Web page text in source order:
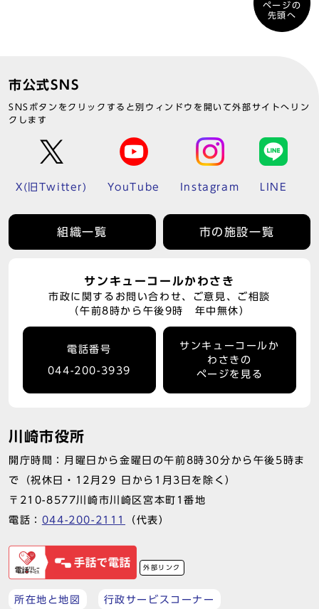
ページの
先頭へ
市公式SNS
SNSボタンをクリックすると別ウィンドウを開いて外部サイトへリン
クします
X(旧Twitter) YouTube Instagram LINE
組織一覧 市の施設一覧
サンキューコールかわさき
市政に関するお問い合わせ、ご意見、ご相談
（午前8時から午後9時 年中無休）
電話番号
044-200-3939
サンキューコールか
わさきの
ページを見る
川崎市役所
開庁時間：月曜日から金曜日の午前8時30分から午後5時ま
で（祝休日・12月29 日から1月3日を除く）
〒210-8577川崎市川崎区宮本町1番地
電話： 044-200-2111 （代表）
外部リンク
所在地と地図 行政サービスコーナー